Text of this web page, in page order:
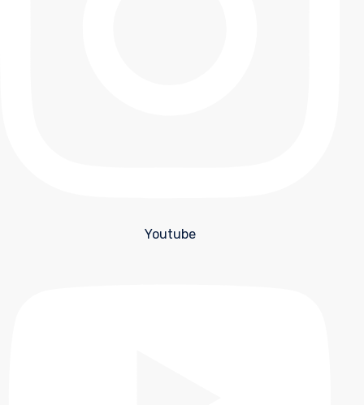
Youtube